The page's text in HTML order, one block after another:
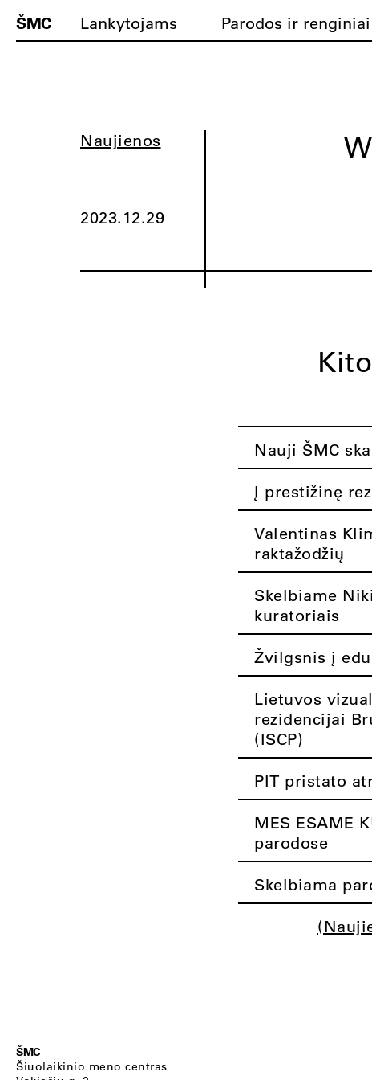
ŠMC Lankytojams Parodos ir renginiai
Naujienos
2023.12.29
Nauji ŠMC
Į prestižinę
Valentinas
raktažodžių
Skelbiame
kuratoriais
Žvilgsnis į
Lietuvos
rezidencijai
(ISCP)
PIT pristato
MES ESAME
parodose
Skelbiama
ŠMC
Šiuolaikinio meno centras